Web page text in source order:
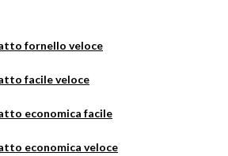
fornello veloce
facile veloce
economica facile
economica veloce